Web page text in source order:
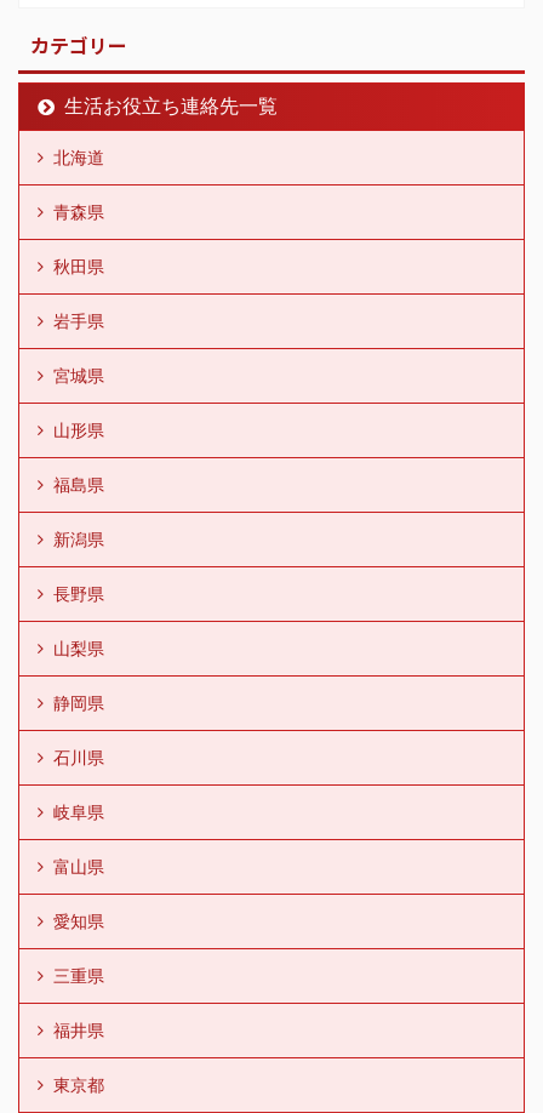
カテゴリー
生活お役立ち連絡先一覧
北海道
青森県
秋田県
岩手県
宮城県
山形県
福島県
新潟県
長野県
山梨県
静岡県
石川県
岐阜県
富山県
愛知県
三重県
福井県
東京都